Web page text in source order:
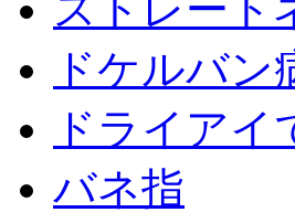
ストレート
ドケルバン
ドライア
バネ指